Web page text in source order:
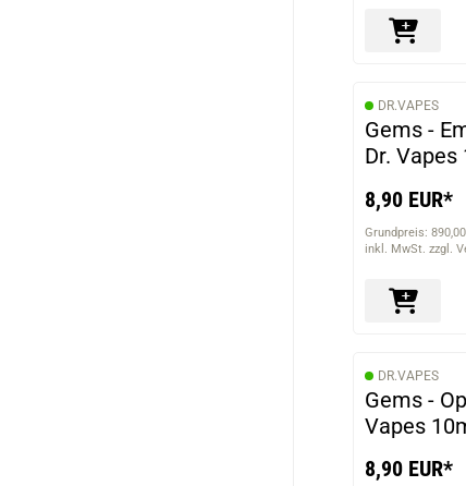
DR.VAPES
Gems -
Dr.
8,90 EUR*
Grundpreis:
inkl. MwSt. zzgl.
DR.VAPES
Gems -
Vapes
8,90 EUR*